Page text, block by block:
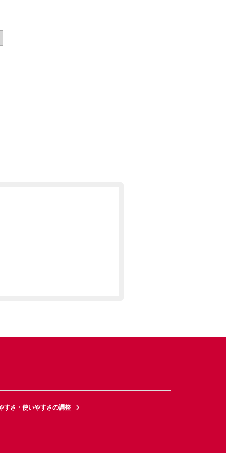
すさ・使いやすさの調整